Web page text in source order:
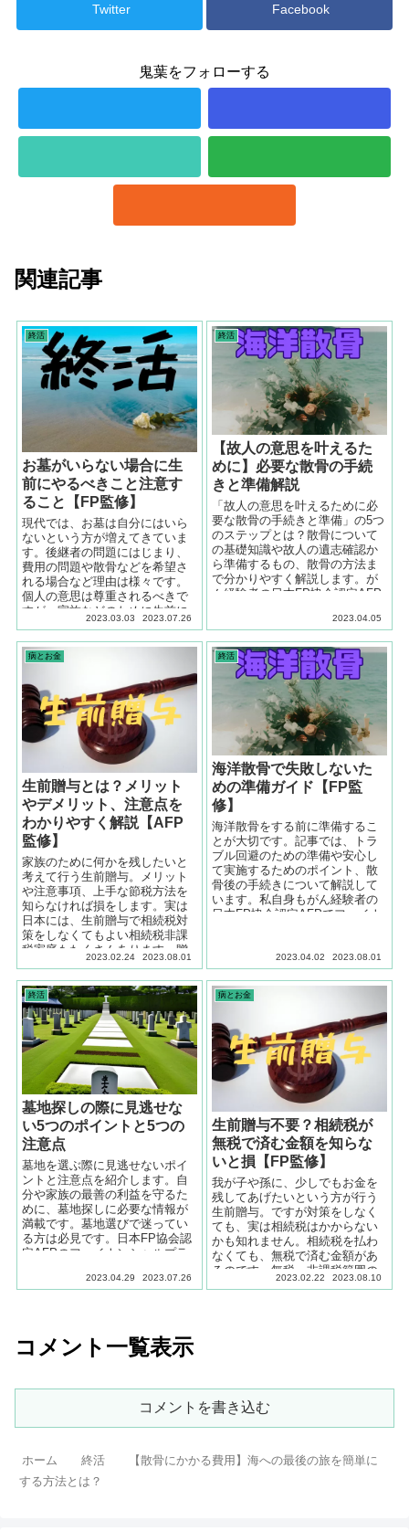
Twitter Facebook
鬼葉をフォローする
関連記事
終活
お墓がいらない場合に生
前にやるべきこと注意す
ること【FP監修】
現代では、お墓は自分にはいら
ないという方が増えてきていま
す。後継者の問題にはじまり、
費用の問題や散骨などを希望さ
れる場合など理由は様々です。
個人の意思は尊重されるべきで
すが、家族などのために生前に
準備しておくべき事がありま
す。FPが解説していきます。
2023.03.03 2023.07.26
終活
【故人の意思を叶えるた
めに】必要な散骨の手続
きと準備解説
「故人の意思を叶えるために必
要な散骨の手続きと準備」の5つ
のステップとは？散骨について
の基礎知識や故人の遺志確認か
ら準備するもの、散骨の方法ま
で分かりやすく解説します。が
ん経験者の日本FP協会認定AFP
2023.04.05
病とお金
生前贈与とは？メリット
やデメリット、注意点を
わかりやすく解説【AFP
監修】
家族のために何かを残したいと
考えて行う生前贈与。メリット
や注意事項、上手な節税方法を
知らなければ損をします。実は
日本には、生前贈与で相続税対
策をしなくてもよい相続税非課
税家庭もたくさんあります。贈
与と相続について日本FP協会認
定AFPが解説します。
2023.02.24 2023.08.01
終活
海洋散骨で失敗しないた
めの準備ガイド【FP監
修】
海洋散骨をする前に準備するこ
とが大切です。記事では、トラ
ブル回避のための準備や安心し
て実施するためのポイント、散
骨後の手続きについて解説して
います。私自身もがん経験者の
日本FP協会認定AFPでファイナ
2023.04.02 2023.08.01
終活
墓地探しの際に見逃せな
い5つのポイントと5つの
注意点
墓地を選ぶ際に見逃せないポイ
ントと注意点を紹介します。自
分や家族の最善の利益を守るた
めに、墓地探しに必要な情報が
満載です。墓地選びで迷ってい
る方は必見です。日本FP協会認
定AFPのファイナンシャルプラ
2023.04.29 2023.07.26
病とお金
生前贈与不要？相続税が
無税で済む金額を知らな
いと損【FP監修】
我が子や孫に、少しでもお金を
残してあげたいという方が行う
生前贈与。ですが対策をしなく
ても、実は相続税はかからない
かも知れません。相続税を払わ
なくても、無税で済む金額があ
るのです。無税、非課税範囲の
相続ならば相続税はかかりませ
2023.02.22 2023.08.10
コメント一覧表示
コメントを書き込む
ホーム 終活
【散骨にかかる費用】海への最後の旅を簡単に
する方法とは？